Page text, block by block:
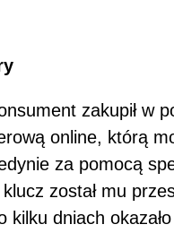
zakupił w
online, którą
za pomocą
został mu
kilku dniach